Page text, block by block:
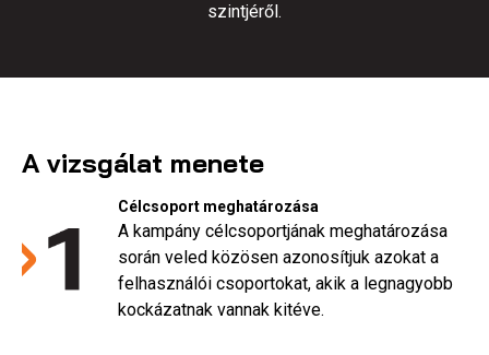
szintjéről.
A vizsgálat menete
Célcsoport meghatározása
A kampány célcsoportjának meghatározása
során veled közösen azonosítjuk azokat a
felhasználói csoportokat, akik a legnagyobb
kockázatnak vannak kitéve.